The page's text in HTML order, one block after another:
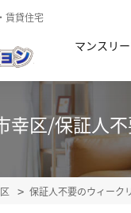
賃貸住宅
マンスリ
幸区/保証人
保証人不要のウィーク